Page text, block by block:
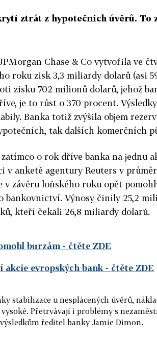
ztrát z hypotečních úvěrů. To
Chase & Co vytvořila ve
roku zisk 3,3 miliardy dolarů (asi
zisku 702 milionů dolarů, jehož
je to růst o 370 procent.
Banka totiž zvýšila objem
tak dalších komerčních
o rok dříve banka na jednu
v anketě agentury Reuters v
v závěru loňského roku opět
bankovnictví. Výnosy činily 25,2
kteří čekali 26,8 miliardy dolarů.
burzám - čtěte ZDE
akcie evropských bank - čtěte ZDE
stabilizace u nesplácených úvěrů,
Přetrvávají i problémy s
ředitel banky Jamie Dimon.